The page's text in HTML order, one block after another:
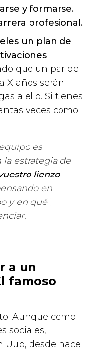
y formarse.
profesional.
un plan de
que un par de
X años serán
a ello. Si tienes
veces como
es
la estrategia de
lienzo
en
y en qué
a un
famoso
Aunque como
sociales,
Uup, desde hace